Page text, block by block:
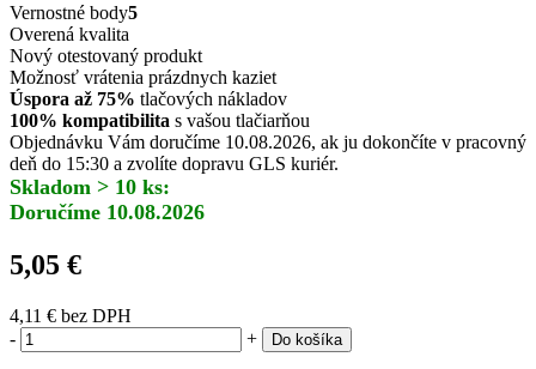
Vernostné body5
Overená kvalita
Nový otestovaný produkt
Možnosť vrátenia prázdnych kaziet
Úspora až 75% tlačových nákladov
100% kompatibilita s vašou tlačiarňou
Objednávku Vám doručíme 10.08.2026, ak ju dokončíte v pracovný
deň do 15:30 a zvolíte dopravu GLS kuriér.
Skladom > 10 ks:
Doručíme 10.08.2026
5,05 €
4,11 € bez DPH
-
+ Do košíka